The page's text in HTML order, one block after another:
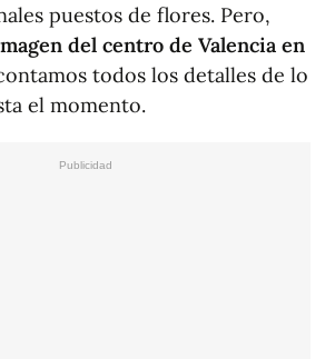
puestos de flores. Pero,
del centro de Valencia en
todos los detalles de lo
el momento.